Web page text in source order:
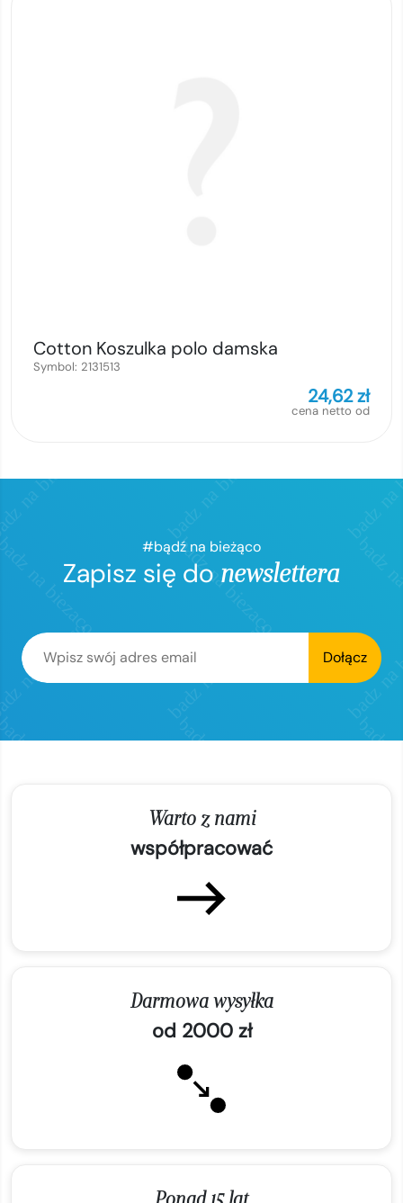
Cotton Koszulka polo damska
Symbol: 2131513
24,62zł
cena netto od
#bądź na bieżąco
Zapisz się do newslettera
Dołącz
Warto z nami
współpracować
Darmowa wysyłka
od 2000 zł